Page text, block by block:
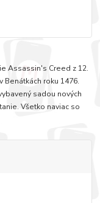
Assassin's Creed z 12.
roku 1476.
sadou nových
Všetko naviac so